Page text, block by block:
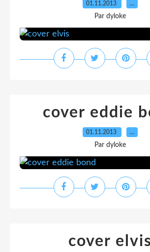
01.11.2013 …
Par dyloke
cover eddie
01.11.2013 …
Par dyloke
cover elvis